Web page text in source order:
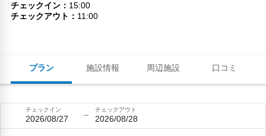
プラン 施設情報 周辺施設 口コミ
チェックイン
15:00
チェックアウト
11:00
チェックイン
2026/08/27
チェックアウト
2026/08/28